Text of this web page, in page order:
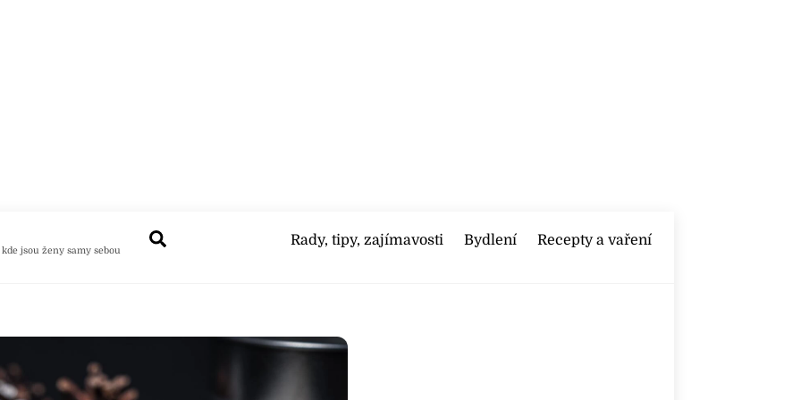
kde jsou ženy samy sebou
Rady, tipy, zajímavosti Bydlení Recepty a vaření